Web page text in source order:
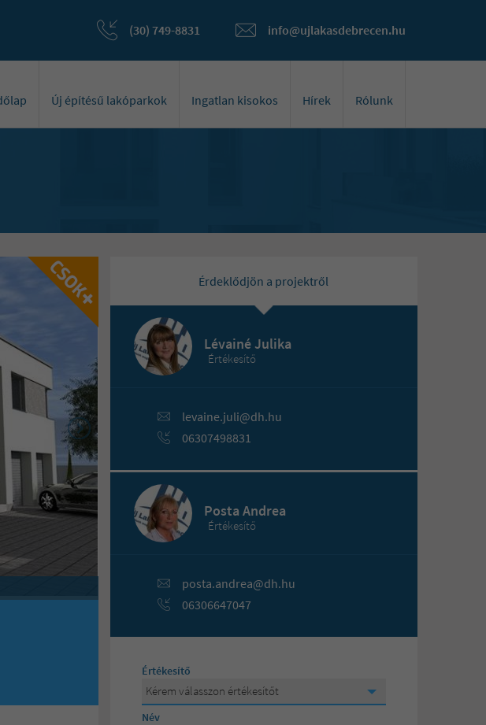
info@ujlakasdebrecen.hu
(30) 749-8831
Új építésű lakóparkok Ingatlan kisokos Hírek Rólunk
Érdeklődjön a projektről
Lévainé Julika
Értékesítő
levaine.juli@dh.hu
06307498831
Posta Andrea
Értékesítő
posta.andrea@dh.hu
06306647047
Kérem válasszon értékesítőt
Kérem válasszon értékesítőt
Értékesítő
Név